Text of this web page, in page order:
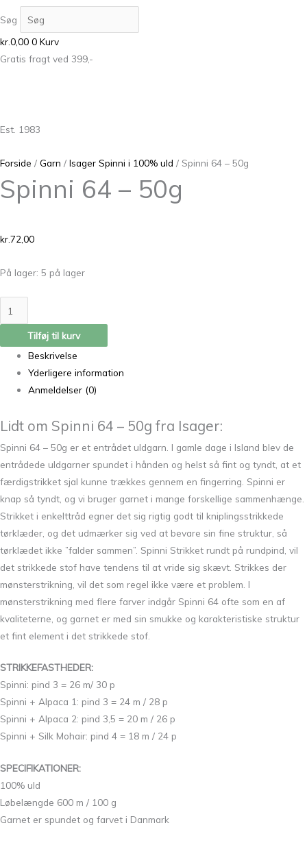
Søg
kr.0,00 0 Kurv
Gratis fragt ved 399,-
Est. 1983
Forside / Garn / Isager Spinni i 100% uld / Spinni 64 – 50g
Spinni 64 – 50g
kr.72,00
På lager: 5 på lager
Tilføj til kurv
Beskrivelse
Yderligere information
Anmeldelser (0)
Lidt om Spinni 64 – 50g fra Isager:
Spinni 64 – 50g er et entrådet uldgarn. I gamle dage i Island blev de
entrådede uldgarner spundet i hånden og helst så fint og tyndt, at et
færdigstrikket sjal kunne trækkes gennem en fingerring. Spinni er
knap så tyndt, og vi bruger garnet i mange forskellige sammenhænge.
Strikket i enkelttråd egner det sig rigtig godt til kniplingsstrikkede
tørklæder, og det udmærker sig ved at bevare sin fine struktur, så
tørklædet ikke ”falder sammen”. Spinni Strikket rundt på rundpind, vil
det strikkede stof have tendens til at vride sig skævt. Strikkes der
mønsterstrikning, vil det som regel ikke være et problem. I
mønsterstrikning med flere farver indgår Spinni 64 ofte som en af
kvaliteterne, og garnet er med sin smukke og karakteristiske struktur
et fint element i det strikkede stof.
STRIKKEFASTHEDER:
Spinni: pind 3 = 26 m/ 30 p
Spinni + Alpaca 1: pind 3 = 24 m / 28 p
Spinni + Alpaca 2: pind 3,5 = 20 m / 26 p
Spinni + Silk Mohair: pind 4 = 18 m / 24 p
SPECIFIKATIONER:
100% uld
Løbelængde 600 m / 100 g
Garnet er spundet og farvet i Danmark